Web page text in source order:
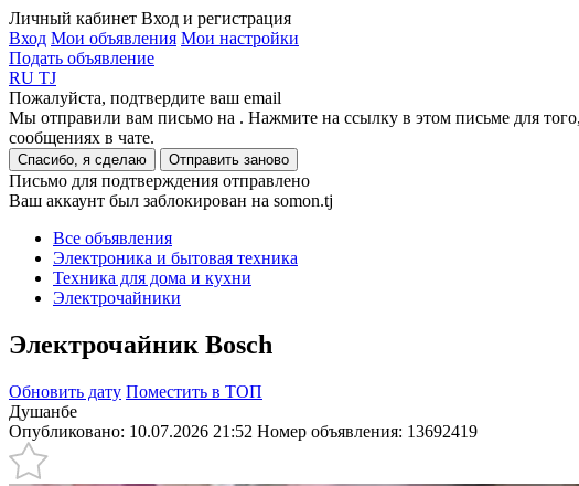
Личный кабинет Вход и регистрация
Вход Мои объявления Мои настройки
Подать объявление
RU TJ
Пожалуйста, подтвердите ваш email
Мы отправили вам письмо на . Нажмите на ссылку в этом письме для
сообщениях в чате.
Спасибо, я сделаю Отправить заново
Письмо для подтверждения отправлено
Ваш аккаунт был заблокирован на somon.tj
Все объявления
Электроника и бытовая техника
Техника для дома и кухни
Электрочайники
Электрочайник Bosch
Обновить дату Поместить в ТОП
Душанбе
Опубликовано: 10.07.2026 21:52 Номер объявления: 13692419